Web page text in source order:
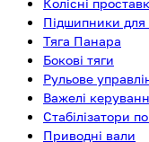
Колісні
Підшипники для
Тяга Панара
Бокові тяги
Рульове
Важелі
Стабілізатори
Приводні вали